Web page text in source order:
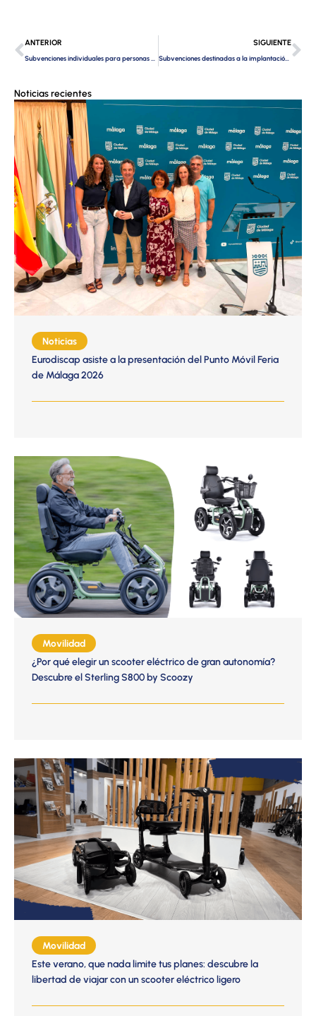
Ant
ANTERIOR
Subvenciones individuales para personas con discapacidad, ¿Cómo solicitarlas?
SIGUIENTE
Subvenciones destinadas a la implantación de nuevas tecnologías para personas con discapacidad
Noticias recientes
Noticias
Eurodiscap asiste a la presentación del Punto Móvil Feria
de Málaga 2026
Movilidad
¿Por qué elegir un scooter eléctrico de gran autonomía?
Descubre el Sterling S800 by Scoozy
Movilidad
Este verano, que nada limite tus planes: descubre la
libertad de viajar con un scooter eléctrico ligero